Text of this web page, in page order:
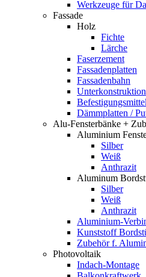
Werkzeuge für
Fassade
Holz
Fichte
Lärche
Faserzement
Fassadenplatten
Fassadenbahn
Unterkonstruktion
Befestigungsmittel
Dämmplatten /
Alu-Fensterbänke +
Aluminium
Silber
Weiß
Anthrazit
Aluminum
Silber
Weiß
Anthrazit
Aluminium-
Kunststoff
Zubehör f.
Photovoltaik
Indach-Montage